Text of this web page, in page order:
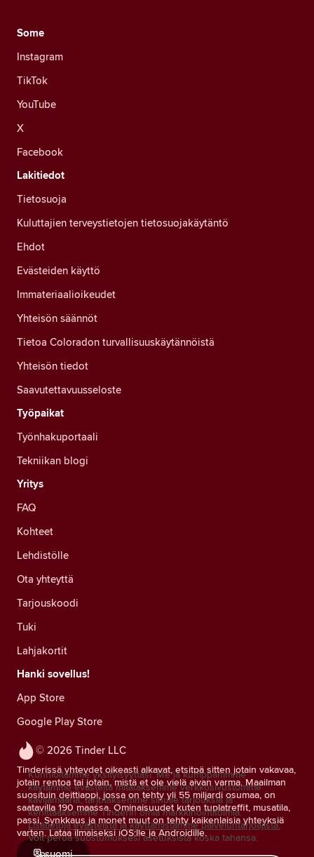
© 2026 Tinder LLC
Tinderissä yhteydet oikeasti alkavat, etsitpä sitten jotain vakavaa,
jotain rentoa tai jotain, mistä et ole vielä aivan varma. Maailman
suosituin deittiappi, jossa on tehty yli 55 miljardi osumaa, on
saatavilla 190 maassa. Ominaisuudet kuten tuplatreffit, musatila,
passi, Synkkaus ja monet muut on tehty kaikenlaisia yhteyksiä
varten. Lataa ilmaiseksi iOS:lle ja Androidille.
suomi
Some
Instagram
TikTok
YouTube
X
Facebook
Lakitiedot
Tietosuoja
Kuluttajien terveystietojen tietosuojakäytäntö
Ehdot
Evästeiden käyttö
Immateriaalioikeudet
Yhteisön säännöt
Tietoa Coloradon turvallisuuskäytännöistä
Yhteisön tiedot
Saavutettavuusseloste
Työpaikat
Työnhakuportaali
Tekniikan blogi
Yritys
FAQ
Kohteet
Lehdistölle
Ota yhteyttä
Tarjouskoodi
Tuki
Lahjakortit
Hanki sovellus!
App Store
Google Play Store
Kunnioitamme yksityisyyttäsi. Me ja kumppanimme
käytämme evästeitä mitataksemme verkkosivustomme
kävijämääriä, tarjotaksemme sinulle tarjouksia ja
kehittääksemme Tinderin omia markkinointitoimia.
Lisätietoja evästeistä ja käyttämistämme palveluntarjoajista.
Voit perua suostumuksesi asetuksista koska tahansa.